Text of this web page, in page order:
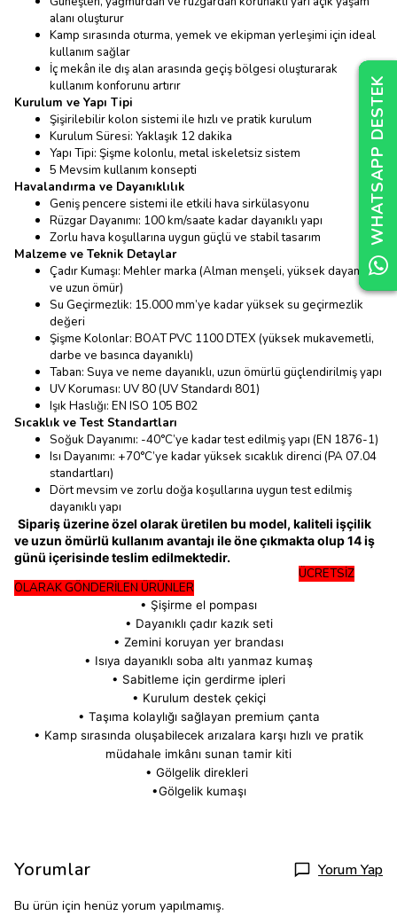
alanı oluşturur
Kamp sırasında oturma, yemek ve ekipman yerleşimi için ideal
kullanım sağlar
İç mekân ile dış alan arasında geçiş bölgesi oluşturarak
kullanım konforunu artırır
Kurulum ve Yapı Tipi
Şişirilebilir kolon sistemi ile hızlı ve pratik kurulum
Kurulum Süresi: Yaklaşık 12 dakika
Yapı Tipi: Şişme kolonlu, metal iskeletsiz sistem
5 Mevsim kullanım konsepti
Havalandırma ve Dayanıklılık
Geniş pencere sistemi ile etkili hava sirkülasyonu
Rüzgar Dayanımı: 100 km/saate kadar dayanıklı yapı
Zorlu hava koşullarına uygun güçlü ve stabil tasarım
Malzeme ve Teknik Detaylar
Çadır Kumaşı: Mehler marka (Alman menşeli, yüksek dayanım
ve uzun ömür)
Su Geçirmezlik: 15.000 mm’ye kadar yüksek su geçirmezlik
değeri
Şişme Kolonlar: BOAT PVC 1100 DTEX (yüksek mukavemetli,
darbe ve basınca dayanıklı)
Taban: Suya ve neme dayanıklı, uzun ömürlü güçlendirilmiş yapı
UV Koruması: UV 80 (UV Standardı 801)
Işık Haslığı: EN ISO 105 B02
Sıcaklık ve Test Standartları
Soğuk Dayanımı: -40°C’ye kadar test edilmiş yapı (EN 1876-1)
Isı Dayanımı: +70°C’ye kadar yüksek sıcaklık direnci (PA 07.04
standartları)
Dört mevsim ve zorlu doğa koşullarına uygun test edilmiş
dayanıklı yapı
Sipariş üzerine özel olarak üretilen bu model, kaliteli işçilik
ve uzun ömürlü kullanım avantajı ile öne çıkmakta olup 14 iş
günü içerisinde teslim edilmektedir.
ÜCRETSİZ
OLARAK GÖNDERİLEN ÜRÜNLER
• Şişirme el pompası
• Dayanıklı çadır kazık seti
• Zemini koruyan yer brandası
• Isıya dayanıklı soba altı yanmaz kumaş
• Sabitleme için gerdirme ipleri
• Kurulum destek çekiçi
• Taşıma kolaylığı sağlayan premium çanta
• Kamp sırasında oluşabilecek arızalara karşı hızlı ve pratik
müdahale imkânı sunan tamir kiti
• Gölgelik direkleri
•Gölgelik kumaşı
Yorumlar Yorum Yap
Bu ürün için henüz yorum yapılmamış.
WHATSAPP DESTEK
WHATSAPP DESTEK
WHATSAPP DESTEK